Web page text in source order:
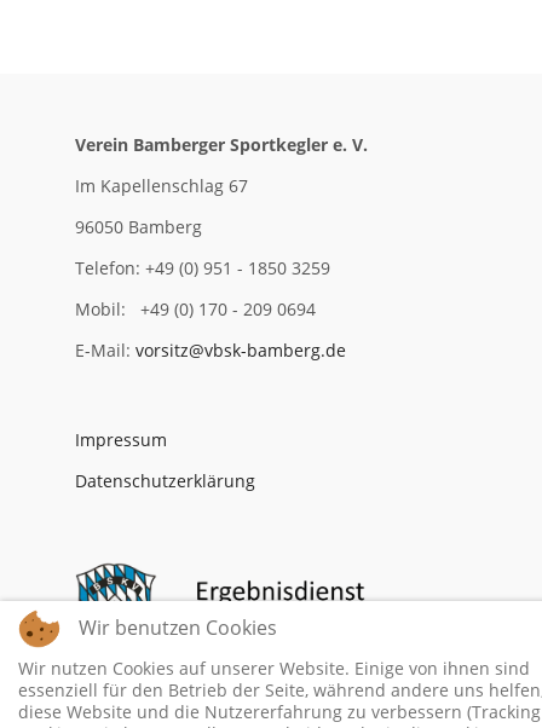
Verein Bamberger Sportkegler e. V.
Im Kapellenschlag 67
96050 Bamberg
Telefon: +49 (0) 951 - 1850 3259
Mobil: +49 (0) 170 - 209 0694
E-Mail: vorsitz@vbsk-bamberg.de
Impressum
Datenschutzerklärung
Wir benutzen Cookies
Wir nutzen Cookies auf unserer Website. Einige von ihnen sind
essenziell für den Betrieb der Seite, während andere uns
diese Website und die Nutzererfahrung zu verbessern (Tracking